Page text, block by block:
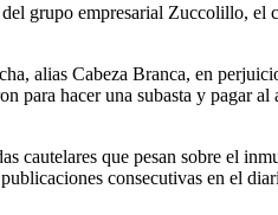
grupo empresarial Zuccolillo, el
alias Cabeza Branca, en
para hacer una subasta y pagar al
cautelares que pesan sobre el
consecutivas en el